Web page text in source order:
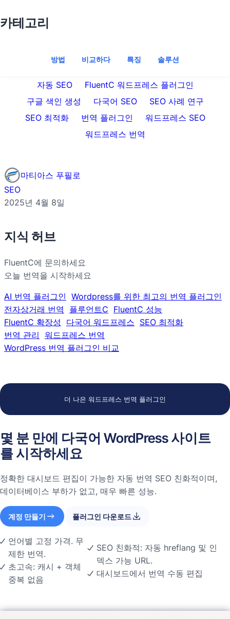
카테고리
방법 비교하다 특징 솔루션
자동 SEO
FluentC 워드프레스 플러그인
구글 색인 생성
다국어 SEO
SEO 사례 연구
SEO 최적화
번역 플러그인
워드프레스 SEO
워드프레스 번역
마티아스 푸필로
SEO
2025년 4월 8일
지식 허브
FluentC에 문의하세요
오늘 번역을 시작하세요
AI 번역 플러그인 Wordpress를 위한 최고의 번역 플러그인
전자상거래 번역
플루언트C FluentC 성능
FluentC 확장성
다국어 워드프레스 SEO 최적화
번역 관리 워드프레스 번역
WordPress 번역 플러그인 비교
더 나은 워드프레스 번역 플러그인
몇 분 만에 다국어 WordPress 사이트
를 시작하세요
정확한 대시보드 편집이 가능한 자동 번역 SEO 친화적이며,
데이터베이스 부하가 없고, 매우 빠른 성능.
계정 만들기 플러그인 다운로드
언어별 고정 가격. 무
제한 번역.
초고속: 캐시 + 객체
중복 없음
SEO 친화적: 자동 hreflang 및 인
덱스 가능 URL.
대시보드에서 번역 수동 편집